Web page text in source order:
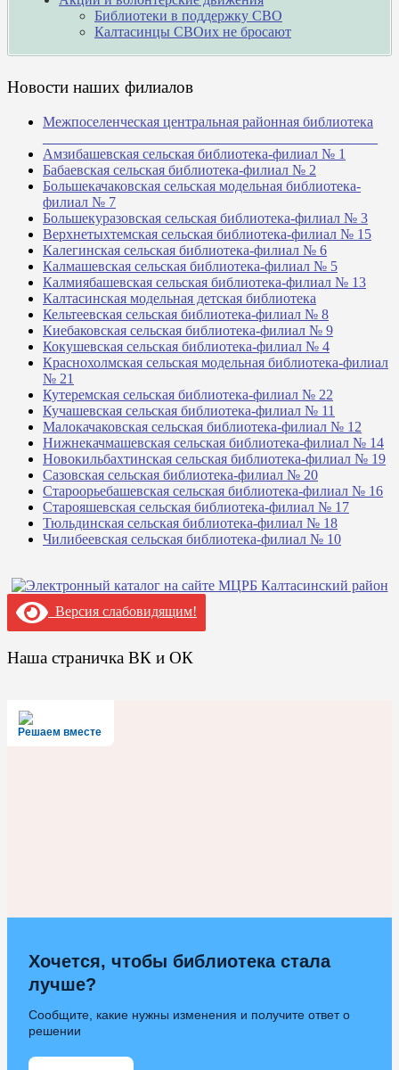
Библиотеки в поддержку СВО
Калтасинцы СВОих не бросают
Новости наших филиалов
Межпоселенческая центральная районная библиотека
Амзибашевская сельская библиотека-филиал № 1
Бабаевская сельская библиотека-филиал № 2
Большекачаковская сельская модельная библиотека-
филиал № 7
Большекуразовская сельская библиотека-филиал № 3
Верхнетыхтемская сельская библиотека-филиал № 15
Калегинская сельская библиотека-филиал № 6
Калмашевская сельская библиотека-филиал № 5
Калмиябашевская сельская библиотека-филиал № 13
Калтасинская модельная детская библиотека
Кельтеевская сельская библиотека-филиал № 8
Киебаковская сельская библиотека-филиал № 9
Кокушевская сельская библиотека-филиал № 4
Краснохолмская сельская модельная библиотека-филиал
№ 21
Кутеремская сельская библиотека-филиал № 22
Кучашевская сельская библиотека-филиал № 11
Малокачаковская сельская библиотека-филиал № 12
Нижнекачмашевская сельская библиотека-филиал № 14
Новокильбахтинская сельская библиотека-филиал № 19
Сазовская сельская библиотека-филиал № 20
Староорьебашевская сельская библиотека-филиал № 16
Старояшевская сельская библиотека-филиал № 17
Тюльдинская сельская библиотека-филиал № 18
Чилибеевская сельская библиотека-филиал № 10
Версия слабовидящим!
Наша страничка ВК и ОК
Решаем вместе
Хочется, чтобы библиотека стала
лучше?
Сообщите, какие нужны изменения и получите ответ о
решении